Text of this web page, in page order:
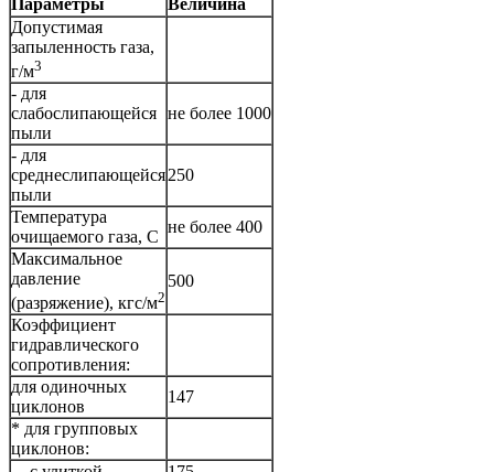
Допустимая
запыленность газа,
г/м3
- для
слабослипающейся
пыли
не более 1000
- для
среднеслипающейся
пыли
250
Температура
очищаемого газа, С
не более 400
Максимальное
давление
(разряжение), кгс/м2
500
Коэффициент
гидравлического
сопротивления:
для одиночных
циклонов
147
* для групповых
циклонов: